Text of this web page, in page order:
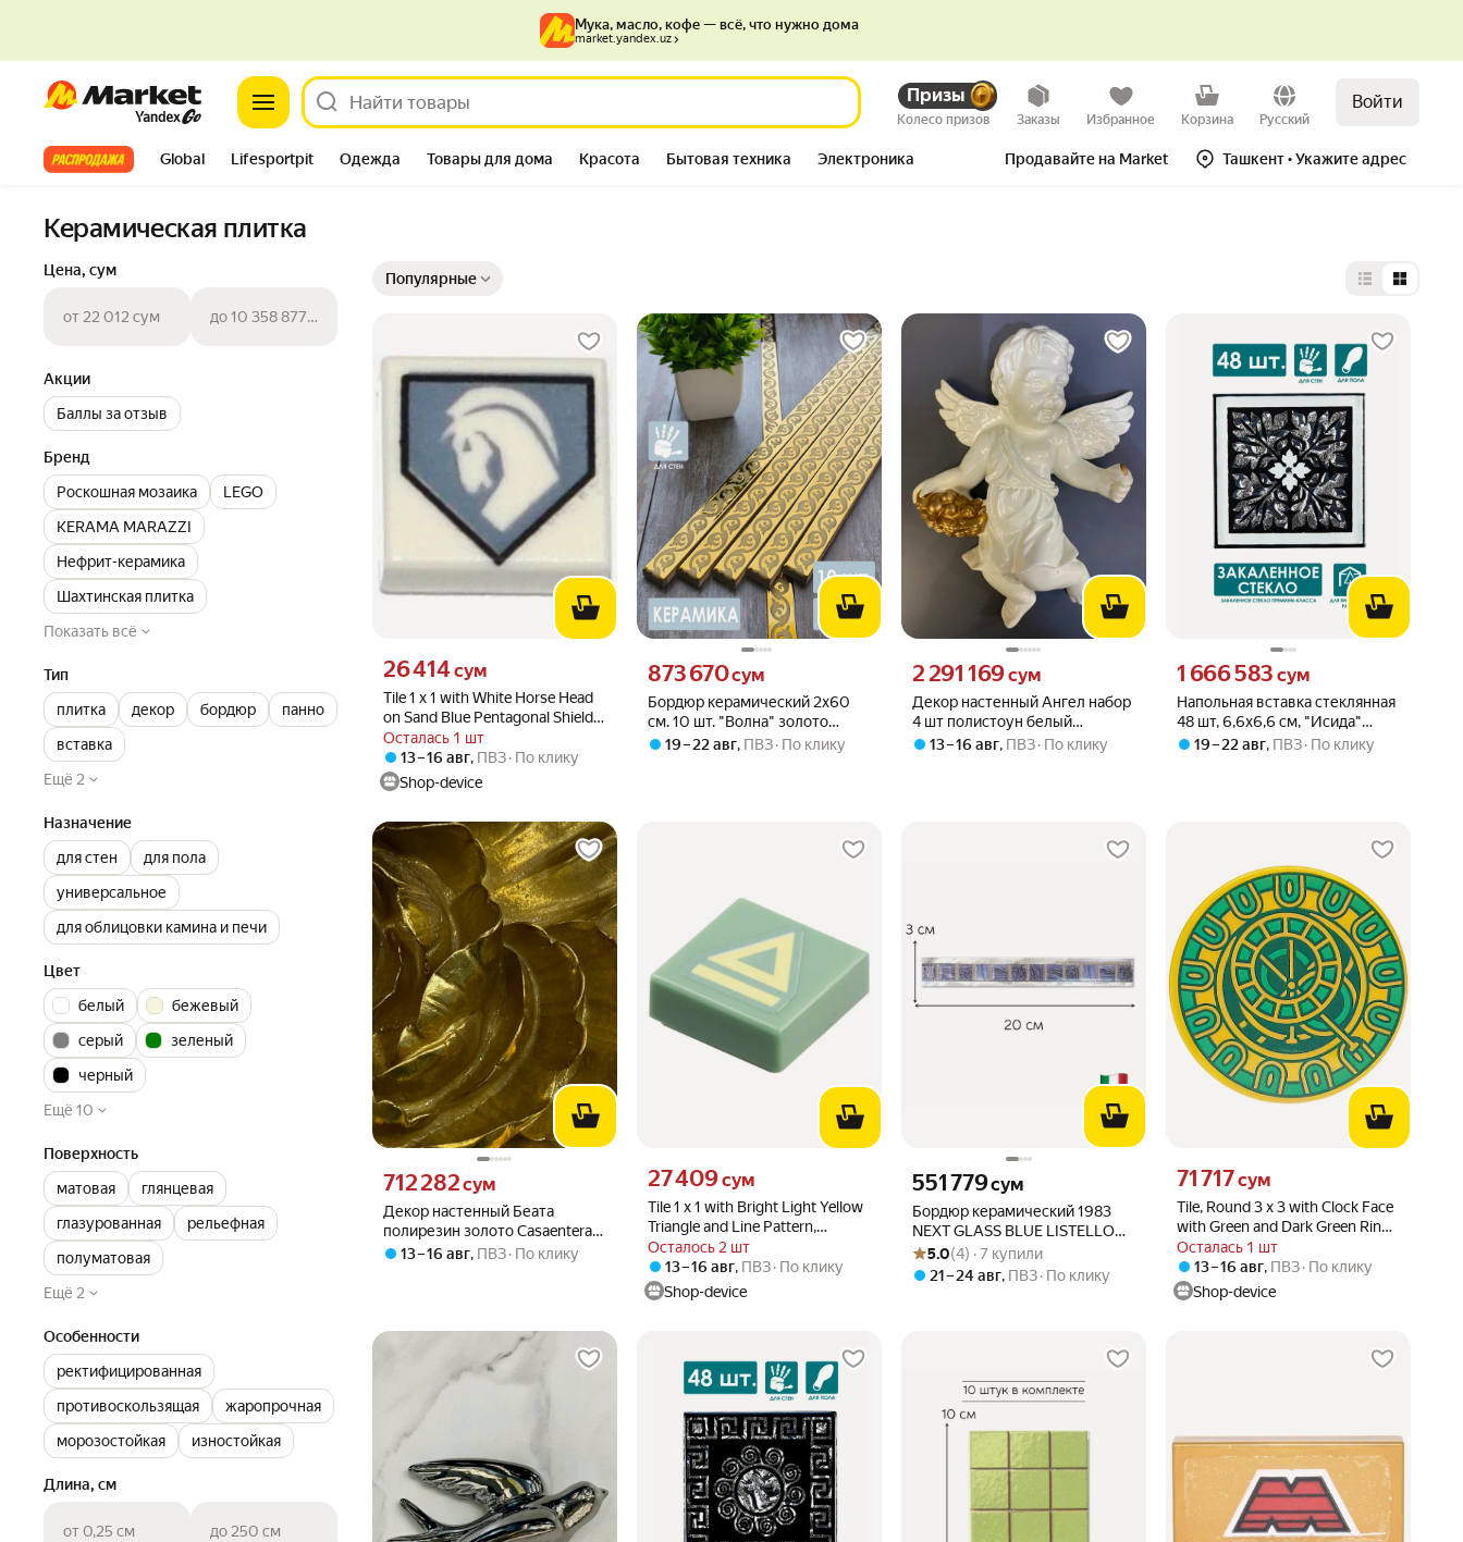
Market Призы
Колесо призов Заказы Избранное Корзина Русский
Войти
Все хиты Global Lifesportpit Одежда Товары для дома Красота Бытовая техника Электроника Продавайте на Market Ташкент• Укажите адрес
Мука, масло, кофе — всё, что нужно дома
market.yandex.uz
Керамическая плитка
Цена, сум
от 22 012 сум до 10 358 877 сум
Акции
Баллы за отзыв
Бренд
Роскошная мозаика
LEGO
KERAMA MARAZZI
Нефрит-керамика
Шахтинская плитка
Показать всё
Тип
плитка
декор бордюр
панно
вставка
Ещё 2
Назначение
для стен
для пола
универсальное
для облицовки камина и печи
Цвет
белый
бежевый
серый
зеленый
черный
Ещё 10
Поверхность
матовая
глянцевая
глазурованная
рельефная
полуматовая
Ещё 2
Особенности
ректифицированная
противоскользящая
жаропрочная
морозостойкая
изностойкая
Длина, см
от 0,25 см до 250 см
Популярные Выбор типа
Tile 1 x 1 with White Horse Head
on Sand Blue Pentagonal Shield
Pattern, 3070pb092 White U
Осталась 1 шт
Цена 26414 сум вместо
26 414 сум
13 – 16 авг, ПВЗ По клику
Shop-device
Бордюр керамический 2х60
см. 10 шт. "Волна" золото
матовый "Роскошная мозаика"
Цена 873670 сум вместо
873 670сум
19 – 22 авг, ПВЗ По клику
Декор настенный Ангел набор
4 шт полистоун белый
Casaentera 14.5х5.5х20.5 см
Цена 2291169 сум вместо
2 291 169сум
13 – 16 авг, ПВЗ По клику
Напольная вставка стеклянная
48 шт, 6,6х6,6 см, "Исида"
платина
Цена 1666583 сум вместо
1 666 583 сум
19 – 22 авг, ПВЗ По клику
Декор настенный Беата
полирезин золото Casaentera
26х26х4 см CE05-LF207
Цена 712282 сум вместо
712 282сум
13 – 16 авг, ПВЗ По клику
Tile 1 x 1 with Bright Light Yellow
Triangle and Line Pattern,
3070pb267 Sand Green N
Осталось 2 шт
Цена 27409 сум вместо
27 409сум
13 – 16 авг, ПВЗ По клику
Shop-device
Бордюр керамический 1983
NEXT GLASS BLUE LISTELLO
бордюр 3х20
Цена 551779 сум вместо
551 779сум
Рейтинг товара: 5.0 из 5
Оценок: (4) · 7 купили
5.0(4) · 7 купили
21 – 24 авг, ПВЗ По клику
Tile, Round 3 x 3 with Clock Face
with Green and Dark Green Rings
Pattern, 67095pb083 Pearl Gold
U
Осталась 1 шт
Цена 71717 сум вместо
71 717сум
13 – 16 авг, ПВЗ По клику
Shop-device